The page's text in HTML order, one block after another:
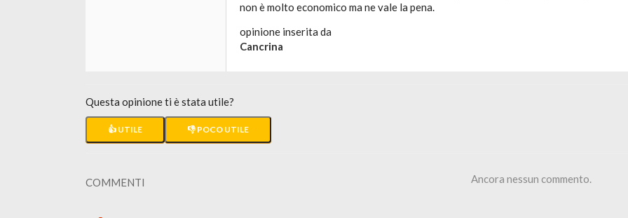
non è molto economico ma ne vale la pena.
opinione inserita da
Cancrina
Questa opinione ti è stata utile?
👍 UTILE 👎 POCO UTILE
COMMENTI Ancora nessun commento.